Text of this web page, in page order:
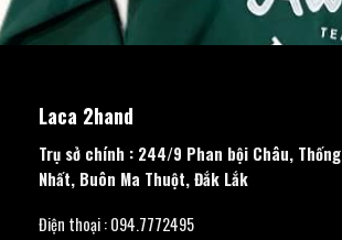
Laca 2hand
Trụ sở chính : 244/9 Phan bội Châu, Thống
Nhất, Buôn Ma Thuột, Đắk Lắk
Điện thoại : 094.7772495